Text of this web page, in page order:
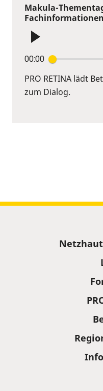
Makula-
00:00
PRO RETINA lädt
zum Dialog.